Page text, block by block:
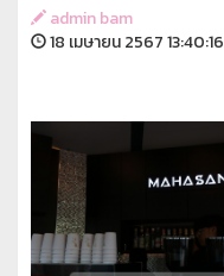
admin bam
18 เมษายน 2567 13:40:16